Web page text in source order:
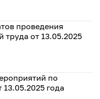
проведения
труда от 13.05.2025
по
года